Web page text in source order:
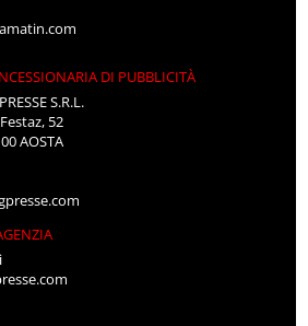
DI PUBBLICITÀ
S.R.L.
52
AOSTA